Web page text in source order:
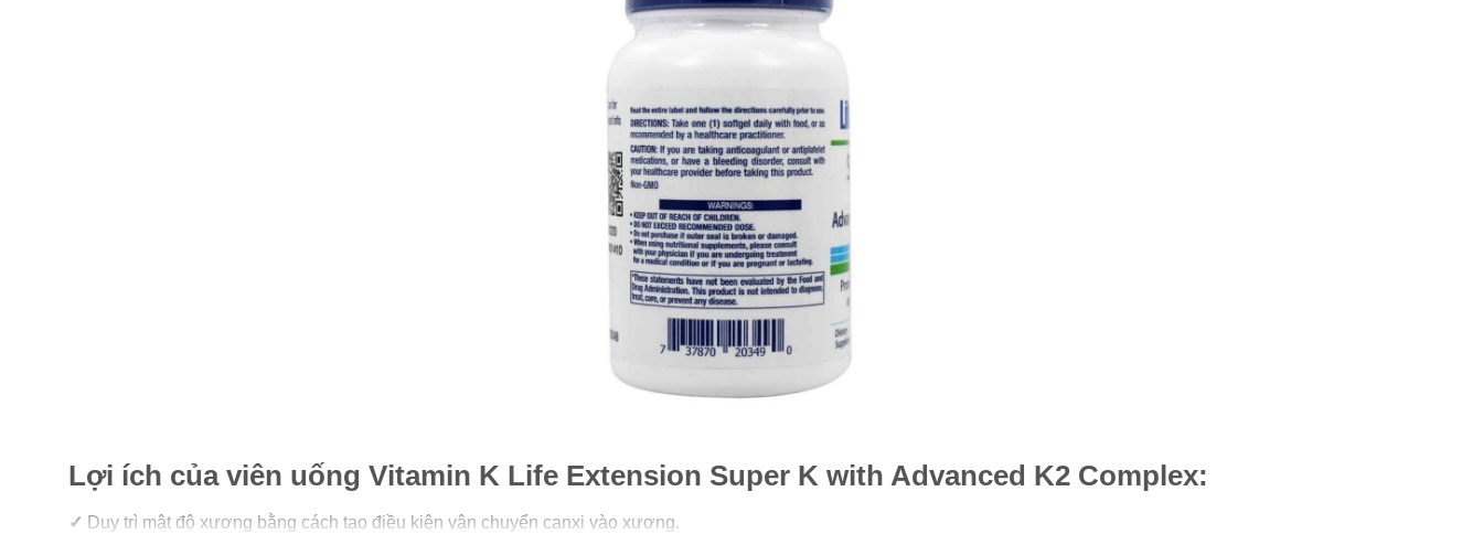
Lợi ích của viên uống Vitamin K Life Extension Super K with Advanced K2 Complex:
✓ Duy trì mật độ xương bằng cách tạo điều kiện vận chuyển canxi vào xương.